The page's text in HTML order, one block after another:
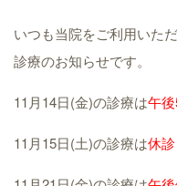
いつも当院をご利用いた
診療のお知らせです。
11月14日(金)の診療は午
11月15日(土)の診療は休診